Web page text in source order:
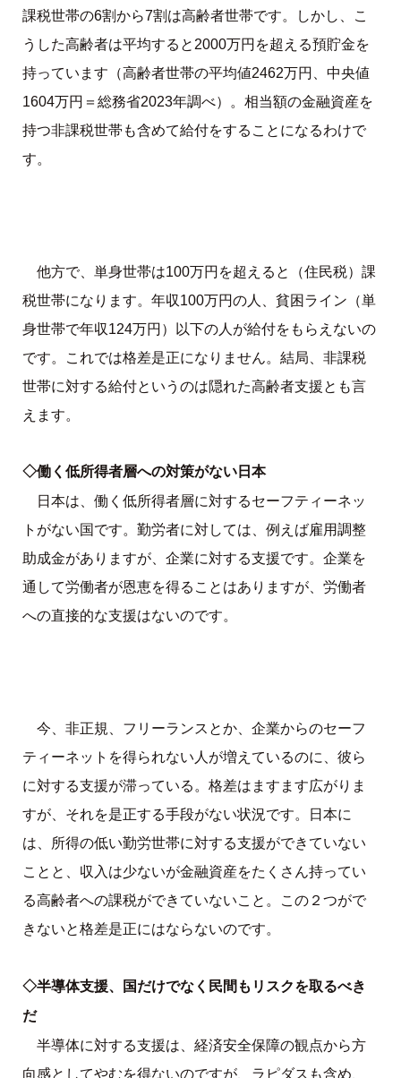
課税世帯の6割から7割は高齢者世帯です。しかし、こ
うした高齢者は平均すると2000万円を超える預貯金を
持っています（高齢者世帯の平均値2462万円、中央値
1604万円＝総務省2023年調べ）。相当額の金融資産を
持つ非課税世帯も含めて給付をすることになるわけで
す。
他方で、単身世帯は100万円を超えると（住民税）課
税世帯になります。年収100万円の人、貧困ライン（単
身世帯で年収124万円）以下の人が給付をもらえないの
です。これでは格差是正になりません。結局、非課税
世帯に対する給付というのは隠れた高齢者支援とも言
えます。
◇働く低所得者層への対策がない日本
日本は、働く低所得者層に対するセーフティーネッ
トがない国です。勤労者に対しては、例えば雇用調整
助成金がありますが、企業に対する支援です。企業を
通して労働者が恩恵を得ることはありますが、労働者
への直接的な支援はないのです。
今、非正規、フリーランスとか、企業からのセーフ
ティーネットを得られない人が増えているのに、彼ら
に対する支援が滞っている。格差はますます広がりま
すが、それを是正する手段がない状況です。日本に
は、所得の低い勤労世帯に対する支援ができていない
ことと、収入は少ないが金融資産をたくさん持ってい
る高齢者への課税ができていないこと。この２つがで
きないと格差是正にはならないのです。
◇半導体支援、国だけでなく民間もリスクを取るべき
だ
半導体に対する支援は、経済安全保障の観点から方
向感としてやむを得ないのですが、ラピダスも含め、